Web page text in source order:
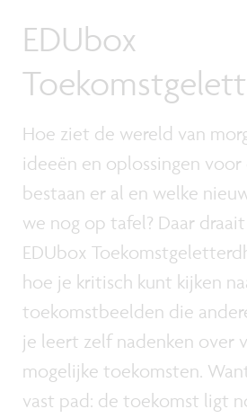
EDUbox
Hoe ziet de wereld van
ideeën en oplossingen
bestaan er al en welke
we nog op tafel? Daar
EDUbox
hoe je kritisch kunt kijken
toekomstbeelden die
je leert zelf nadenken over
mogelijke toekomsten.
vast pad: de toekomst ligt